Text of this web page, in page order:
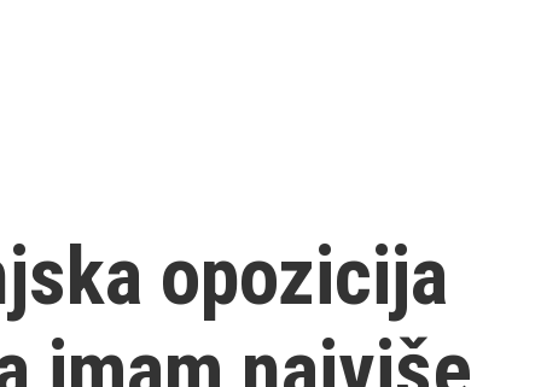
opozicija